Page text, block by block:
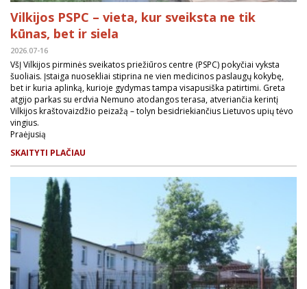
Vilkijos PSPC – vieta, kur sveiksta ne tik
kūnas, bet ir siela
2026.07-16
VšĮ Vilkijos pirminės sveikatos priežiūros centre (PSPC) pokyčiai vyksta
šuoliais. Įstaiga nuosekliai stiprina ne vien medicinos paslaugų kokybę,
bet ir kuria aplinką, kurioje gydymas tampa visapusiška patirtimi. Greta
atgijo parkas su erdvia Nemuno atodangos terasa, atveriančia kerintį
Vilkijos kraštovaizdžio peizažą – tolyn besidriekiančius Lietuvos upių tėvo
vingius.
Praėjusią
SKAITYTI PLAČIAU